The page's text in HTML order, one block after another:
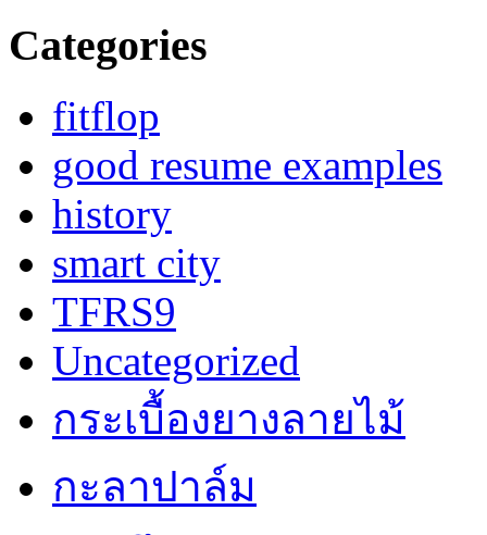
Categories
fitflop
good resume examples
history
smart city
TFRS9
Uncategorized
กระเบื้องยางลายไม้
กะลาปาล์ม